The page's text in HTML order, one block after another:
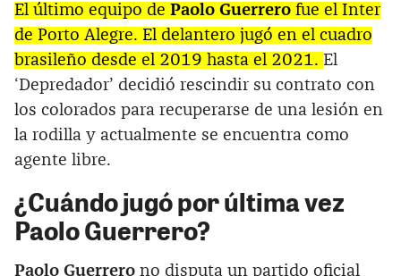
El último equipo de Paolo Guerrero fue el Inter
de Porto Alegre. El delantero jugó en el cuadro
brasileño desde el 2019 hasta el 2021. El
‘Depredador’ decidió rescindir su contrato con
los colorados para recuperarse de una lesión en
la rodilla y actualmente se encuentra como
agente libre.
¿Cuándo jugó por última vez
Paolo Guerrero?
Paolo Guerrero no disputa un partido oficial